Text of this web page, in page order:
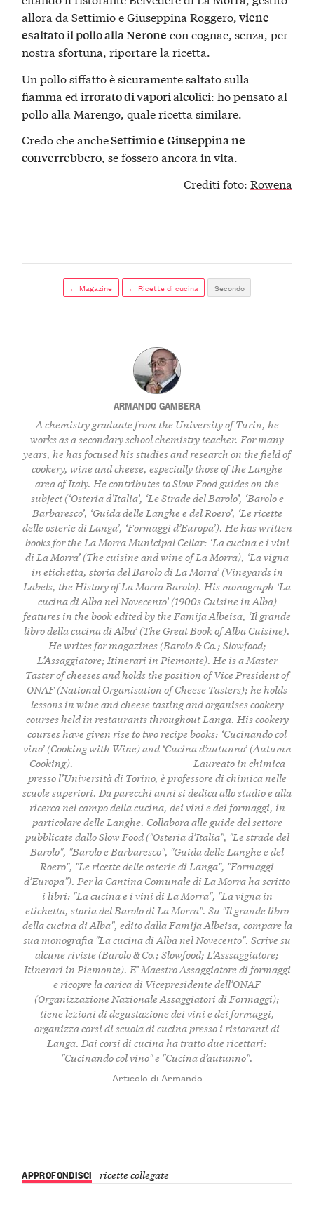
allora da Settimio e Giuseppina Roggero,viene
esaltato il pollo alla Nerone con cognac, senza, per
nostra sfortuna, riportare la ricetta.
Un pollo siffatto è sicuramente saltato sulla
fiamma edirrorato di vapori alcolici: ho pensato al
pollo alla Marengo, quale ricetta similare.
Credo che ancheSettimio e Giuseppina ne
converrebbero, se fossero ancora in vita.
Crediti foto: Rowena
← Magazine ← Ricette di cucina Secondo
ARMANDO GAMBERA
A chemistry graduate from the University of Turin, he
works as a secondary school chemistry teacher. For many
years, he has focused his studies and research on the field of
cookery, wine and cheese, especially those of the Langhe
area of Italy. He contributes to Slow Food guides on the
subject (‘Osteria d’Italia’, ‘Le Strade del Barolo’, ‘Barolo e
Barbaresco’, ‘Guida delle Langhe e del Roero’, ‘Le ricette
delle osterie di Langa’, ‘Formaggi d’Europa’). He has written
books for the La Morra Municipal Cellar: ‘La cucina e i vini
di La Morra’ (The cuisine and wine of La Morra), ‘La vigna
in etichetta, storia del Barolo di La Morra’ (Vineyards in
Labels, the History of La Morra Barolo). His monograph ‘La
cucina di Alba nel Novecento’ (1900s Cuisine in Alba)
features in the book edited by the Famija Albeisa, ‘Il grande
libro della cucina di Alba’ (The Great Book of Alba Cuisine).
He writes for magazines (Barolo & Co.; Slowfood;
L’Assaggiatore; Itinerari in Piemonte). He is a Master
Taster of cheeses and holds the position of Vice President of
ONAF (National Organisation of Cheese Tasters); he holds
lessons in wine and cheese tasting and organises cookery
courses held in restaurants throughout Langa. His cookery
courses have given rise to two recipe books: ‘Cucinando col
vino’ (Cooking with Wine) and ‘Cucina d’autunno’ (Autumn
Cooking). --------------------------------- Laureato in chimica
presso l’Università di Torino, è professore di chimica nelle
scuole superiori. Da parecchi anni si dedica allo studio e alla
ricerca nel campo della cucina, dei vini e dei formaggi, in
particolare delle Langhe. Collabora alle guide del settore
pubblicate dallo Slow Food ("Osteria d’Italia", "Le strade del
Barolo", "Barolo e Barbaresco", "Guida delle Langhe e del
Roero", "Le ricette delle osterie di Langa", "Formaggi
d’Europa"). Per la Cantina Comunale di La Morra ha scritto
i libri: "La cucina e i vini di La Morra", "La vigna in
etichetta, storia del Barolo di La Morra". Su "Il grande libro
della cucina di Alba", edito dalla Famija Albeisa, compare la
sua monografia "La cucina di Alba nel Novecento". Scrive su
alcune riviste (Barolo & Co.; Slowfood; L’Asssaggiatore;
Itinerari in Piemonte). E’ Maestro Assaggiatore di formaggi
e ricopre la carica di Vicepresidente dell’ONAF
(Organizzazione Nazionale Assaggiatori di Formaggi);
tiene lezioni di degustazione dei vini e dei formaggi,
organizza corsi di scuola di cucina presso i ristoranti di
Langa. Dai corsi di cucina ha tratto due ricettari:
"Cucinando col vino" e "Cucina d’autunno".
Articolo di Armando
APPROFONDISCI ricette collegate